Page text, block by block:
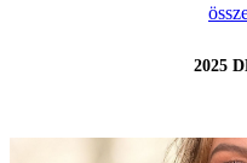
2025